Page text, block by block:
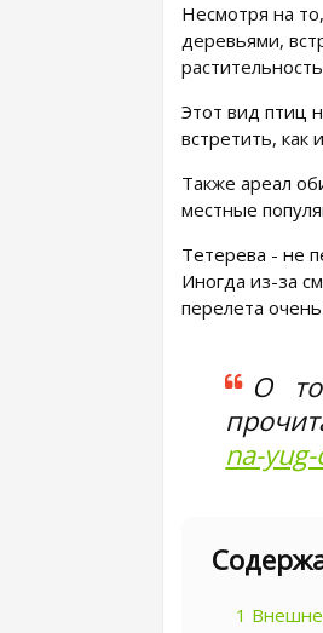
Несмотря на
деревьями,
Этот вид птиц
встретить, как и
Также ареал
местные
Тетерева - не
Иногда из-за
перелета
О
na-
1